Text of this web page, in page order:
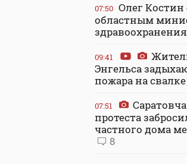
07:50 Олег Костин
областным
здравоохранения
09:41
Энгельса
пожара на свалке
07:51
протеста
частного дома
8